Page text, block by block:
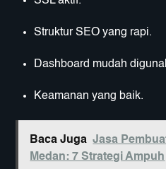
Struktur SEO yang rapi.
Dashboard mudah
Keamanan yang baik.
Baca Juga Jasa
Medan: 7 Strategi Ampuh